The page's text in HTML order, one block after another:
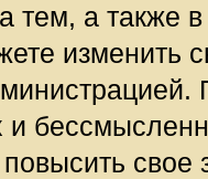
тем, а также
изменить
и
повысить